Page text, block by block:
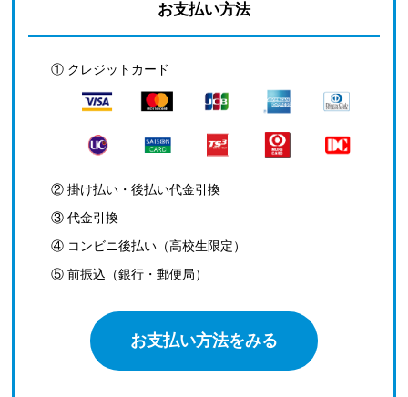
お支払い方法
① クレジットカード
② 掛け払い・後払い代金引換
③ 代金引換
④ コンビニ後払い（高校生限定）
⑤ 前振込（銀行・郵便局）
お支払い方法をみる